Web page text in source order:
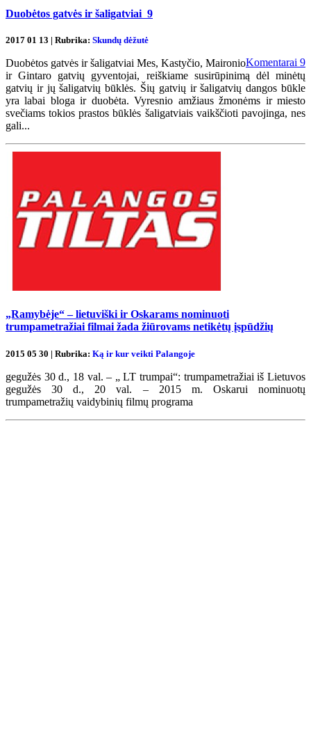
Duobėtos gatvės ir šaligatviai 9
2017 01 13 | Rubrika: Skundų dėžutė
Komentarai 9
Duobėtos gatvės ir šaligatviai Mes, Kastyčio, Maironio
ir Gintaro gatvių gyventojai, reiškiame susirūpinimą dėl minėtų
gatvių ir jų šaligatvių būklės. Šių gatvių ir šaligatvių dangos būkle
yra labai bloga ir duobėta. Vyresnio amžiaus žmonėms ir miesto
svečiams tokios prastos būklės šaligatviais vaikščioti pavojinga, nes
gali...
„Ramybėje“ – lietuviški ir Oskarams nominuoti
trumpametražiai filmai žada žiūrovams netikėtų įspūdžių
2015 05 30 | Rubrika: Ką ir kur veikti Palangoje
gegužės 30 d., 18 val. – „ LT trumpai“: trumpametražiai iš Lietuvos
gegužės 30 d., 20 val. – 2015 m. Oskarui nominuotų
trumpametražių vaidybinių filmų programa